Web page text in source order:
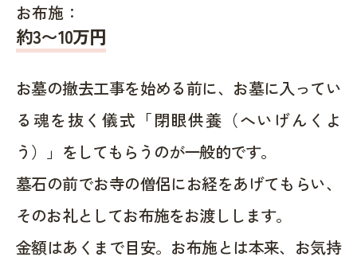
お布施：
約3〜10万円
お墓の撤去工事を始める前に、お墓に入ってい
る魂を抜く儀式「閉眼供養（へいげんくよ
う）」をしてもらうのが一般的です。
墓石の前でお寺の僧侶にお経をあげてもらい、
そのお礼としてお布施をお渡しします。
金額はあくまで目安。お布施とは本来、お気持